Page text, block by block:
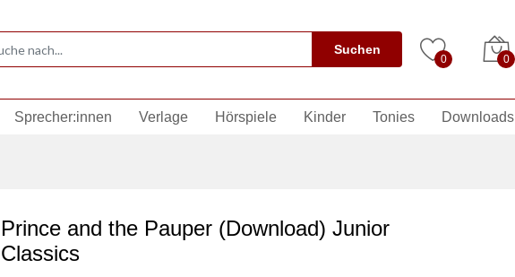
Suchen
0 0
Sprecher:innen Verlage Hörspiele Kinder Tonies Downloads
Prince and the Pauper (Download) Junior
Classics